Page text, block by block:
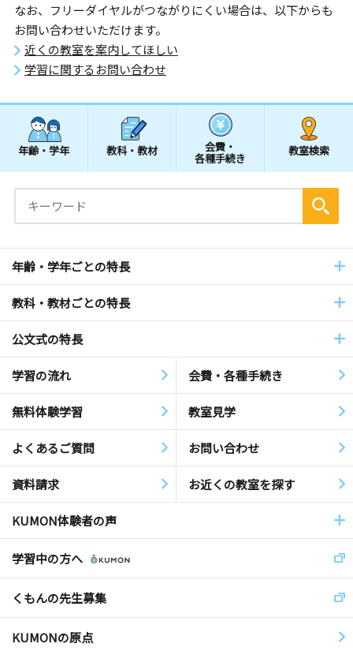
なお、フリーダイヤルがつながりにくい場合は、以下からも
お問い合わせいただけます。
近くの教室を案内してほしい
学習に関するお問い合わせ
年齢・学年 教科・教材 会費・
各種手続き
教室検索
年齢・学年ごとの特長
教科・教材ごとの特長
公文式の特長
学習の流れ 会費・各種手続き
無料体験学習 教室見学
よくあるご質問 お問い合わせ
資料請求 お近くの教室を探す
KUMON体験者の声
学習中の方へ
くもんの先生募集
KUMONの原点